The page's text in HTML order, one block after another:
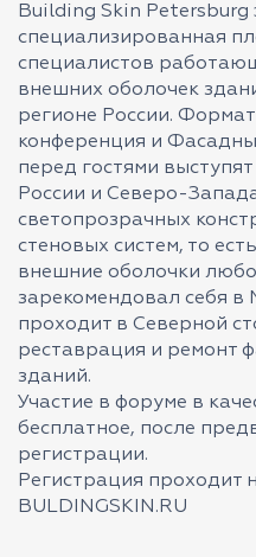
Building Skin Petersburg
специализированная
специалистов
внешних оболочек
регионе России.
конференция и
перед гостями
России и Северо-
светопрозрачных
стеновых систем, то
внешние оболочки
зарекомендовал себя в
проходит в Северной
реставрация и ремонт
зданий.
Участие в форуме в
бесплатное, после
регистрации.
Регистрация проходит
BULDINGSKIN.RU